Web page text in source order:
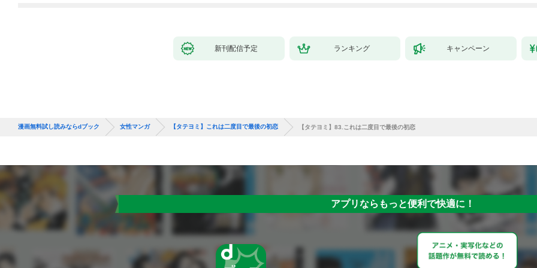
新刊配信予定 ランキング キャンペーン
漫画無料試し読みならdブック 女性マンガ 【タテヨミ】これは二度目で最後の初恋 【タテヨミ】83.これは二度目で最後の初恋
アプリならもっと便利で快適に！